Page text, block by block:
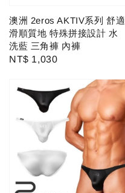
澳洲 2eros AKTIV系列 舒適
滑順質地 特殊拼接設計 水
洗藍 三角褲 內褲
Regular
NT$ 1,030